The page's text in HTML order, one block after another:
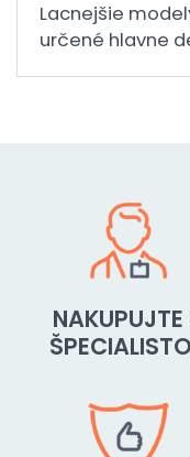
Lacnejšie
určené hlavne
NAKUPUJTE